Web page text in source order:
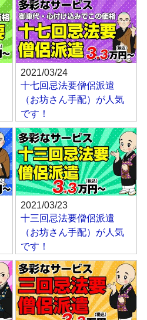
2021/03/24
十七回忌法要僧侶派遣
（お坊さん手配）が人気
です！
2021/03/23
十三回忌法要僧侶派遣
（お坊さん手配）が人気
です！